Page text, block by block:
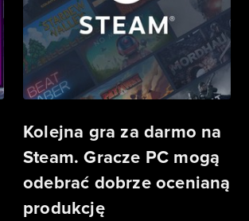
Kolejna gra za darmo na
Steam. Gracze PC mogą
odebrać dobrze ocenianą
produkcję